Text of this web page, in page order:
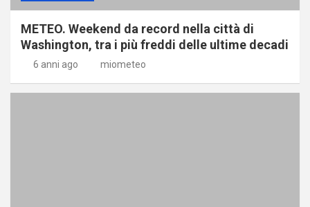
METEO. Weekend da record nella città di
Washington, tra i più freddi delle ultime decadi
6 anni ago miometeo